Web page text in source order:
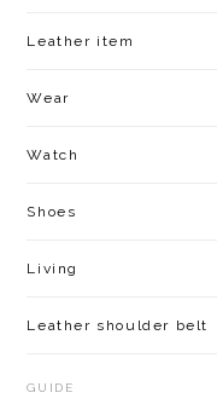
Leather item
Wear
Watch
Shoes
Living
Leather shoulder belt
GUIDE